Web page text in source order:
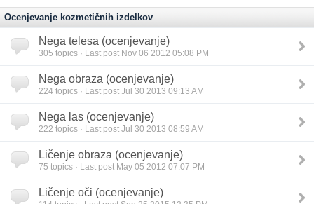
Ocenjevanje kozmetičnih izdelkov
Nega telesa (ocenjevanje)
305 topics · Last post Nov 06 2012 05:08 PM
Nega obraza (ocenjevanje)
224 topics · Last post Jul 30 2013 09:13 AM
Nega las (ocenjevanje)
222 topics · Last post Jul 30 2013 08:59 AM
Ličenje obraza (ocenjevanje)
75 topics · Last post May 05 2012 07:07 PM
Ličenje oči (ocenjevanje)